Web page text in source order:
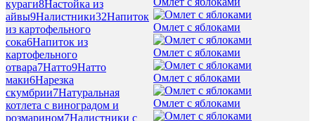
кураги8Настойка из
айвы9Налистники32Напиток
из картофельного
сока6Напиток из
картофельного
отвара7Натто9Натто
маки6Нарезка
скумбрии7Натуральная
котлета с виноградом и
розмарином7Налистники с
Омлет с яблоками
Омлет с яблоками
Омлет с яблоками
Омлет с яблоками